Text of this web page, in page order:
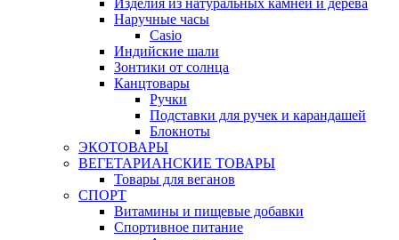
Изделия из натуральных камней и дерева
Наручные часы
Casio
Индийские шали
Зонтики от солнца
Канцтовары
Ручки
Подставки для ручек и карандашей
Блокноты
ЭКОТОВАРЫ
ВЕГЕТАРИАНСКИЕ ТОВАРЫ
Товары для веганов
СПОРТ
Витамины и пищевые добавки
Спортивное питание